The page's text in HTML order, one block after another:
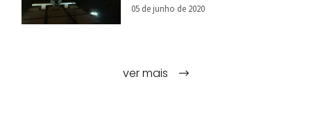
05 de junho de 2020
ver mais